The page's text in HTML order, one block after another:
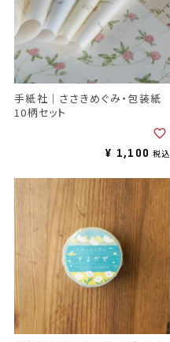
手紙社｜ささきめぐみ・包装紙
10柄セット
¥ 1,100 税込